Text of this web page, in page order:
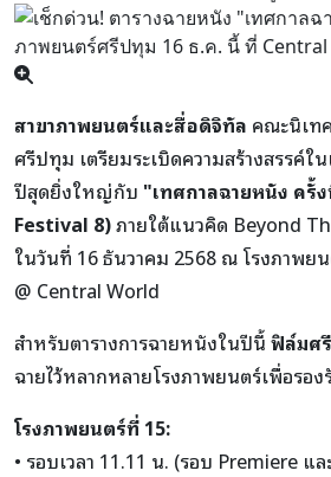
สาขาภาพยนตร์และสื่อดิจิทัล คณะนิเท
ศรีปทุม เตรียมระเบิดความสร้างสรรค์ใ
ปีสุดยิ่งใหญ่กับ "เทศกาลฉายหนัง ครั้
Festival 8)ภายใต้แนวคิด Beyond
ในวันที่ 16 ธันวาคม 2568 ณ โรงภาพย
@ Central World
สำหรับตารางการฉายหนังในปีนี้ฟิล์มศ
ฉายไว้หลากหลายโรงภาพยนตร์เพื่อรอ
โรงภาพยนตร์ที่ 15:
• รอบเวลา 11.11 น. (รอบ Premiere แ